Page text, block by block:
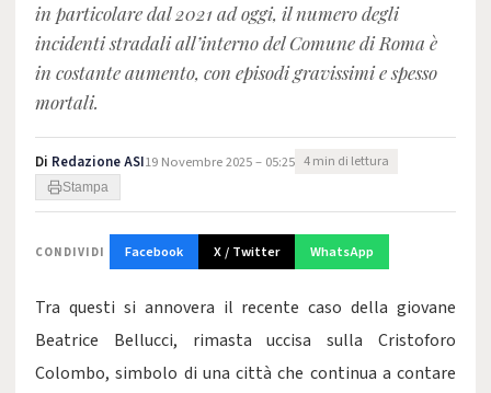
in particolare dal 2021 ad oggi, il numero degli
incidenti stradali all’interno del Comune di Roma è
in costante aumento, con episodi gravissimi e spesso
mortali.
Di Redazione ASI19 Novembre 2025 – 05:25 4 min di lettura
Stampa
CONDIVIDI Facebook X / Twitter WhatsApp
Tra questi si annovera il recente caso della giovane
Beatrice Bellucci, rimasta uccisa sulla Cristoforo
Colombo, simbolo di una città che continua a contare